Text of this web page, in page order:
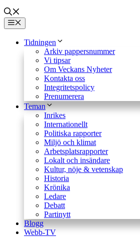
Meny
Tidningen
Arkiv pappersnummer
Vi tipsar
Om Veckans Nyheter
Kontakta oss
Integritetspolicy
Prenumerera
Teman
Inrikes
Internationellt
Politiska rapporter
Miljö och klimat
Arbetsplatsrapporter
Lokalt och insändare
Kultur, nöje & vetenskap
Historia
Krönika
Ledare
Debatt
Partinytt
Blogg
Webb-TV